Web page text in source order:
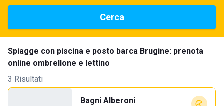
Cerca
Spiagge con piscina e posto barca Brugine: prenota
online ombrellone e lettino
3 Risultati
Bagni Alberoni